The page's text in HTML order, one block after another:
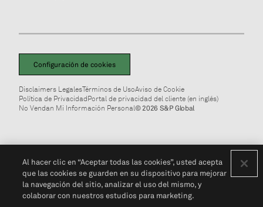
Configuración de cookies
Disclaimers LegalesTérminos de UsoAviso de Cookie
Política de PrivacidadPortal de privacidad del cliente (en inglés)
No Vendan Mi Información Personal© 2026 S&P Global
Al hacer clic en “Aceptar todas las cookies”, usted acepta
que las cookies se guarden en su dispositivo para mejorar
la navegación del sitio, analizar el uso del mismo, y
colaborar con nuestros estudios para marketing.